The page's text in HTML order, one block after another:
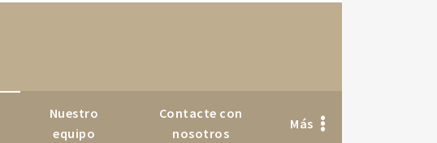
Nuestro
equipo
Contacte con
nosotros
Más